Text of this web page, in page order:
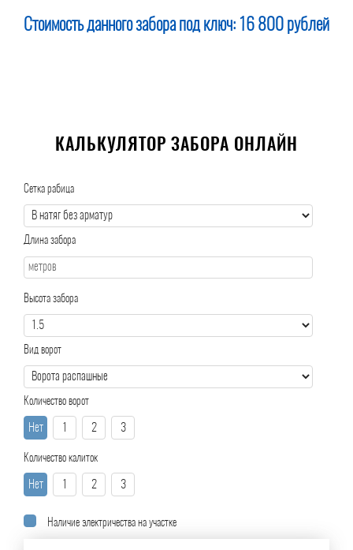
Стоимость данного забора под ключ: 16 800 рублей
КАЛЬКУЛЯТОР ЗАБОРА ОНЛАЙН
Сетка рабица
Длина забора
Высота забора
Вид ворот
Количество ворот
Нет 2 3
Количество калиток
Нет 2 3
Наличие электричества на участке